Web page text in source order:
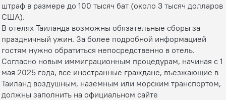
штраф в размере до 100 тысяч бат (около 3 тысяч долларов
США).
В отелях Таиланда возможны обязательные сборы за
праздничный ужин. За более подробной информацией
гостям нужно обратиться непосредственно в отель.
Согласно новым иммиграционным процедурам, начиная с 1
мая 2025 года, все иностранные граждане, въезжающие в
Таиланд воздушным, наземным или морским транспортом,
должны заполнить на официальном сайте